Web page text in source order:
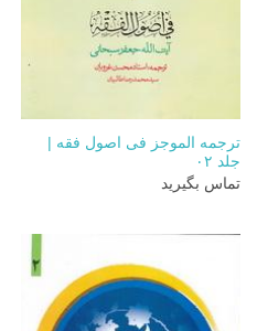
ترجمه الموجز فی اصول فقه |
جلد ۰۲
تماس بگیرید